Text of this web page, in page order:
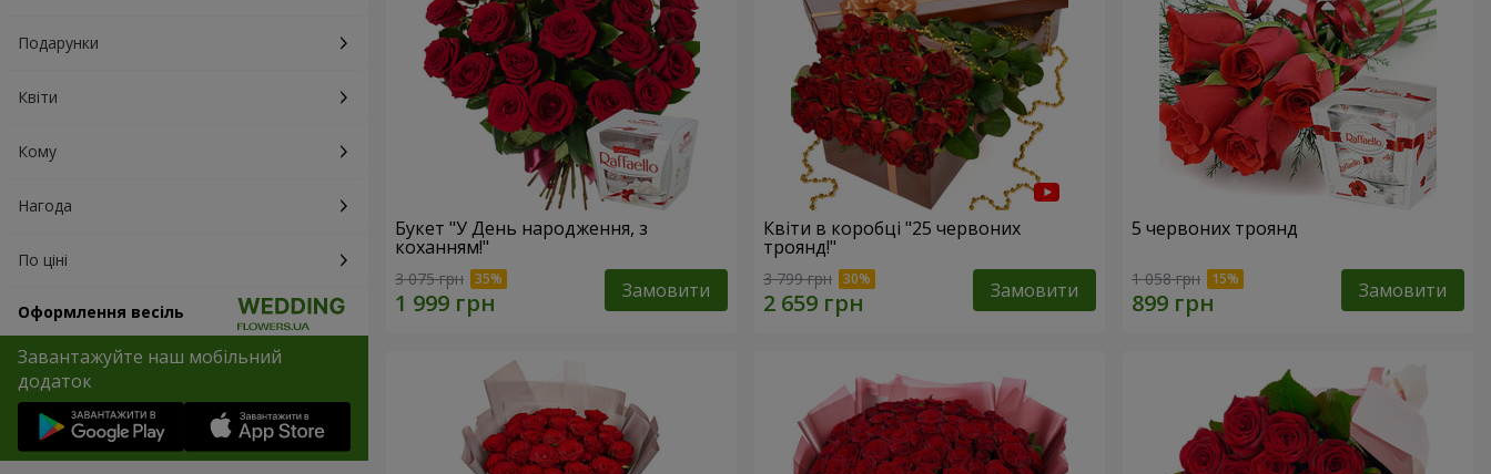
Подарунки
Квіти
Кому
Нагода
По ціні
Оформлення весіль
Завантажуйте наш мобільний
додаток
Букет "У День народження, з
коханням!"
3 075 грн Замовити
Квіти в коробці "25 червоних
троянд!"
3 799 грн Замовити
5 червоних троянд
1 058 грн Замовити